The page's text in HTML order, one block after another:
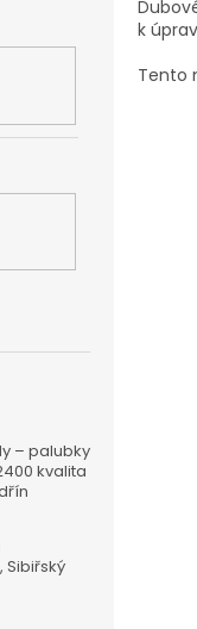
– palubky
kvalita
Sibiřský
k
Tento